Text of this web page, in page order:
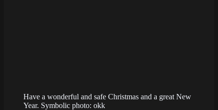
Have a wonderful and safe Christmas and a great New
Year. Symbolic photo: okk